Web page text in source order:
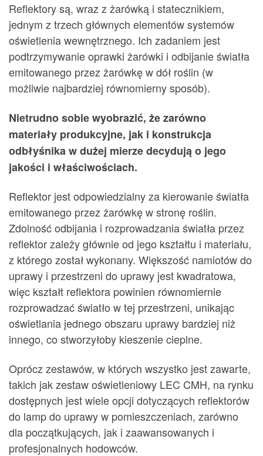
Reflektory są, wraz z żarówką i statecznikiem,
jednym z trzech głównych elementów systemów
oświetlenia wewnętrznego. Ich zadaniem jest
podtrzymywanie oprawki żarówki i odbijanie światła
emitowanego przez żarówkę w dół roślin (w
możliwie najbardziej równomierny sposób).
Nietrudno sobie wyobrazić, że zarówno
materiały produkcyjne, jak i konstrukcja
odbłyśnika w dużej mierze decydują o jego
jakości i właściwościach.
Reflektor jest odpowiedzialny za kierowanie światła
emitowanego przez żarówkę w stronę roślin.
Zdolność odbijania i rozprowadzania światła przez
reflektor zależy głównie od jego kształtu i materiału,
z którego został wykonany. Większość namiotów do
uprawy i przestrzeni do uprawy jest kwadratowa,
więc kształt reflektora powinien równomiernie
rozprowadzać światło w tej przestrzeni, unikając
oświetlania jednego obszaru uprawy bardziej niż
innego, co stworzyłoby kieszenie cieplne.
Oprócz zestawów, w których wszystko jest zawarte,
takich jak zestaw oświetleniowy LEC CMH, na rynku
dostępnych jest wiele opcji dotyczących reflektorów
do lamp do uprawy w pomieszczeniach, zarówno
dla początkujących, jak i zaawansowanych i
profesjonalnych hodowców.